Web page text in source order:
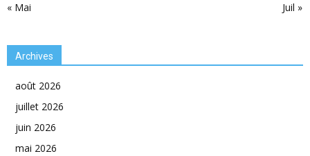
« Mai Juil »
Archives
août 2026
juillet 2026
juin 2026
mai 2026